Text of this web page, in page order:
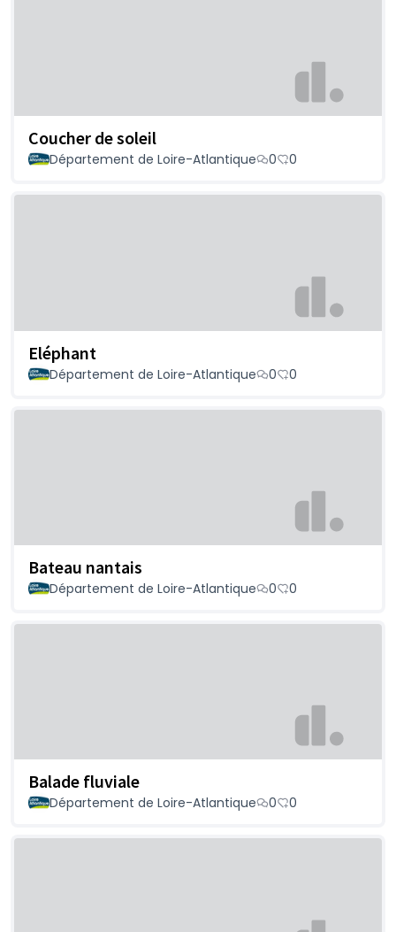
Coucher de soleil
Département de Loire-Atlantique 0 0
Eléphant
Département de Loire-Atlantique 0 0
Bateau nantais
Département de Loire-Atlantique 0 0
Balade fluviale
Département de Loire-Atlantique 0 0